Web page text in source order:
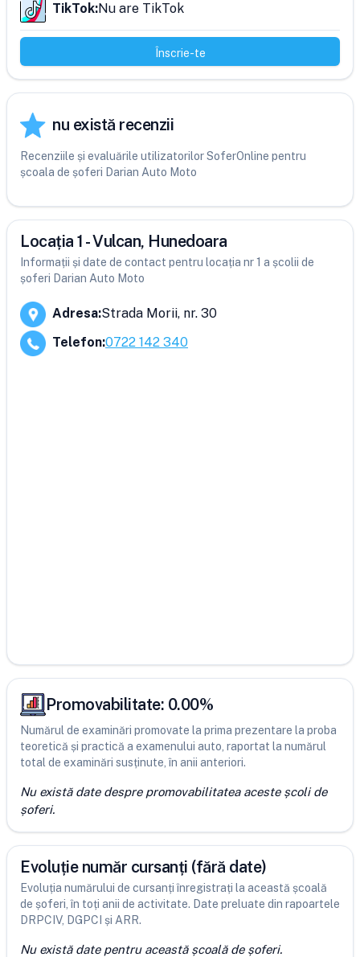
TikTok:Nu are TikTok
Înscrie-te
nu există recenzii
Recenziile și evaluările utilizatorilor SoferOnline pentru
școala de șoferi Darian Auto Moto
Locația 1 - Vulcan, Hunedoara
Informații și date de contact pentru locația nr 1 a școlii de
șoferi Darian Auto Moto
Adresa:Strada Morii, nr. 30
Telefon:0722 142 340
Promovabilitate: 0.00%
Numărul de examinări promovate la prima prezentare la proba
teoretică și practică a examenului auto, raportat la numărul
total de examinări susținute, în anii anteriori.
Nu există date despre promovabilitatea aceste școli de
șoferi.
Evoluție număr cursanți (fără date)
Evoluția numărului de cursanți înregistrați la această școală
de șoferi, în toți anii de activitate. Date preluate din rapoartele
DRPCIV, DGPCI și ARR.
Nu există date pentru această școală de șoferi.